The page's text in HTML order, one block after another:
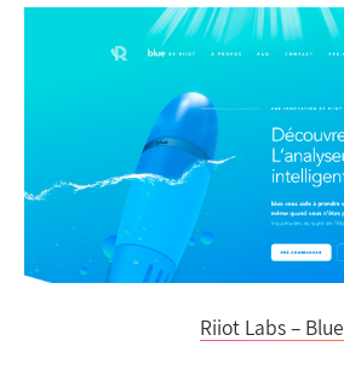
Riiot Labs – Blue